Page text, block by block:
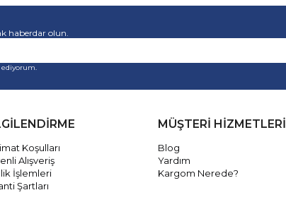
haberdar olun.
ediyorum.
Koşulları
Alışveriş
İşlemleri
Şartları
MÜŞTERİ HİZMETLERİ
Blog
Yardım
Kargom Nerede?